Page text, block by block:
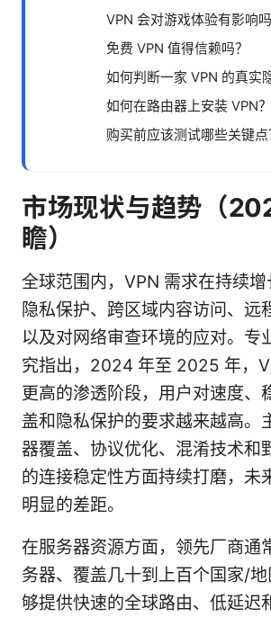
VPN 会对游戏体验有影响吗
免费 VPN 值得信赖吗？
如何判断一家 VPN 的真实
如何在路由器上安装 VPN？
购买前应该测试哪些关键点
市场现状与趋势（
瞻）
全球范围内，VPN 需求在持续
隐私保护、跨区域内容访问、远
以及对网络审查环境的应对。专
究指出，2024 年至 2025 年，
更高的渗透阶段，用户对速度、
盖和隐私保护的要求越来越高。
器覆盖、协议优化、混淆技术和
的连接稳定性方面持续打磨，未
明显的差距。
在服务器资源方面，领先厂商通
务器、覆盖几十到上百个国家/
够提供快速的全球路由、低延迟